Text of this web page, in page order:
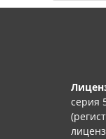
серия